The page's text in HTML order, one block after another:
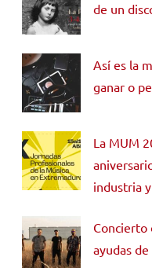
de un
Así es la
ganar o
La MUM
industria
Concierto
ayudas